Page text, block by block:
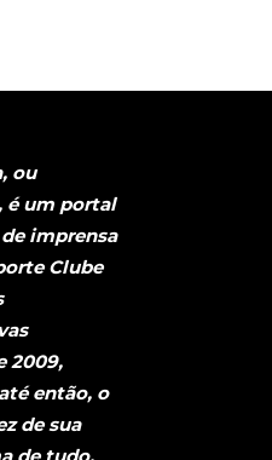
ou
é um portal
imprensa
Clube
2009,
então, o
de sua